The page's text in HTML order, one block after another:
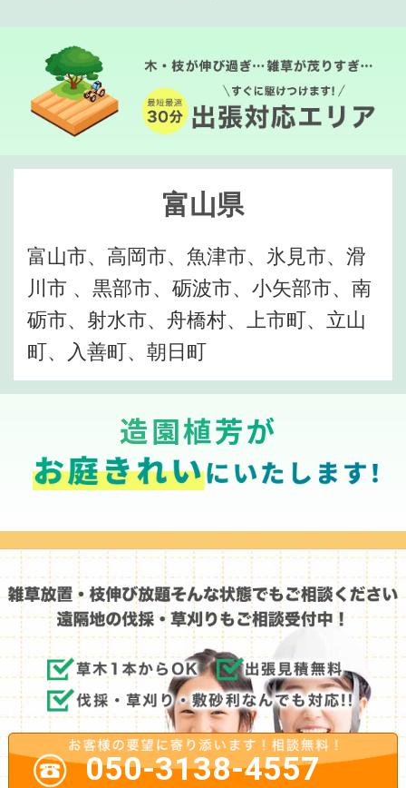
富山県
富山市、高岡市、魚津市、氷見市、滑
川市 、黒部市、砺波市、小矢部市、南
砺市、射水市、舟橋村、上市町、立山
町、入善町、朝日町
造園植芳が
050-3138-4557